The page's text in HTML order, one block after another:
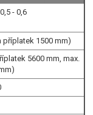
- 0,6
příplatek 1500 mm)
5600 mm, max.